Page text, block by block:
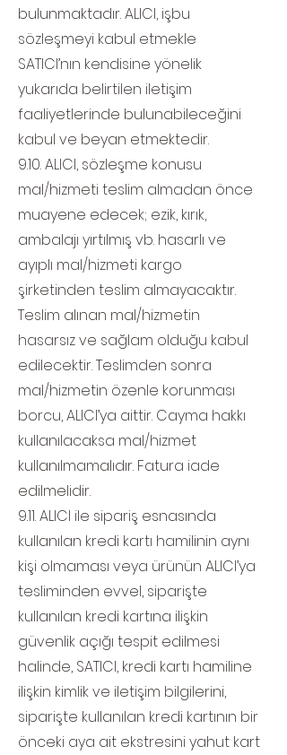
bulunmaktadır. ALICI, işbu
sözleşmeyi kabul etmekle
SATICI’nın kendisine yönelik
yukarıda belirtilen iletişim
faaliyetlerinde bulunabileceğini
kabul ve beyan etmektedir.
9.10. ALICI, sözleşme konusu
mal/hizmeti teslim almadan önce
muayene edecek; ezik, kırık,
ambalajı yırtılmış vb. hasarlı ve
ayıplı mal/hizmeti kargo
şirketinden teslim almayacaktır.
Teslim alınan mal/hizmetin
hasarsız ve sağlam olduğu kabul
edilecektir. Teslimden sonra
mal/hizmetin özenle korunması
borcu, ALICI’ya aittir. Cayma hakkı
kullanılacaksa mal/hizmet
kullanılmamalıdır. Fatura iade
edilmelidir.
9.11. ALICI ile sipariş esnasında
kullanılan kredi kartı hamilinin aynı
kişi olmaması veya ürünün ALICI’ya
tesliminden evvel, siparişte
kullanılan kredi kartına ilişkin
güvenlik açığı tespit edilmesi
halinde, SATICI, kredi kartı hamiline
ilişkin kimlik ve iletişim bilgilerini,
siparişte kullanılan kredi kartının bir
önceki aya ait ekstresini yahut kart